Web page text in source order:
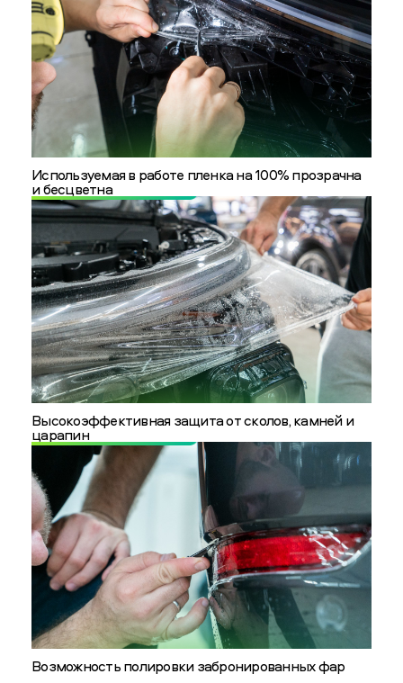
Используемая в работе пленка на 100% прозрачна
и бесцветна
Высокоэффективная защита от сколов, камней и
царапин
Возможность полировки забронированных фар